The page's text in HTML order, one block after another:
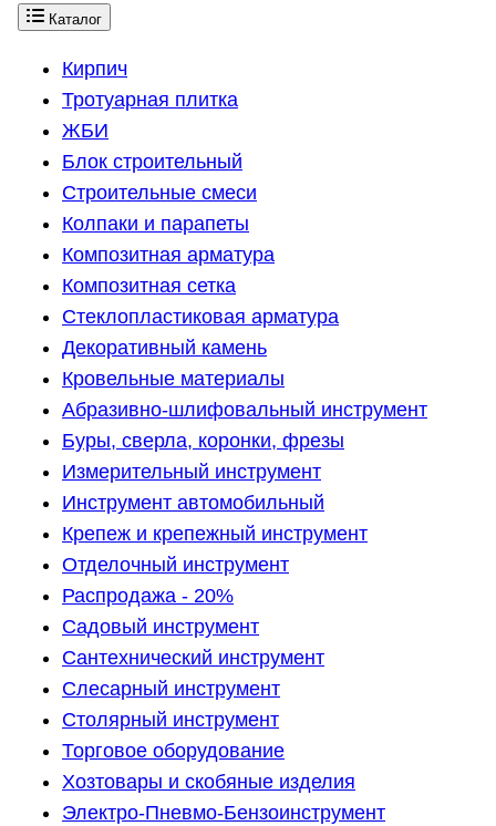
Каталог
Кирпич
Тротуарная плитка
ЖБИ
Блок строительный
Строительные смеси
Колпаки и парапеты
Композитная арматура
Композитная сетка
Стеклопластиковая арматура
Декоративный камень
Кровельные материалы
Абразивно-шлифовальный инструмент
Буры, сверла, коронки, фрезы
Измерительный инструмент
Инструмент автомобильный
Крепеж и крепежный инструмент
Отделочный инструмент
Распродажа - 20%
Садовый инструмент
Сантехнический инструмент
Слесарный инструмент
Столярный инструмент
Торговое оборудование
Хозтовары и скобяные изделия
Электро-Пневмо-Бензоинструмент